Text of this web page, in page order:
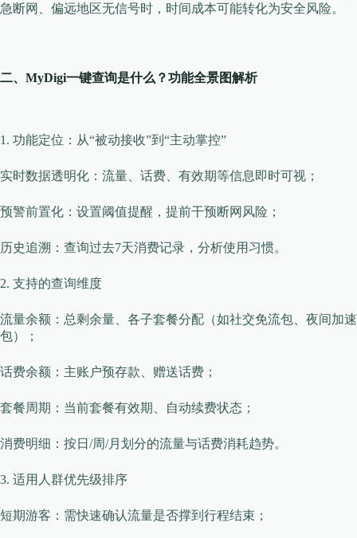
急断网、偏远地区无信号时，时间成本可能转化为安全风险。
​​二、MyDigi一键查询是什么？功能全景图解析​​
​​1. 功能定位：从“被动接收”到“主动掌控”​​
​​实时数据透明化​​：流量、话费、有效期等信息即时可视；
​​预警前置化​​：设置阈值提醒，提前干预断网风险；
​​历史追溯​​：查询过去7天消费记录，分析使用习惯。
​​2. 支持的查询维度​​
​​流量余额​​：总剩余量、各子套餐分配（如社交免流包、夜间加速
包）；
​​话费余额​​：主账户预存款、赠送话费；
​​套餐周期​​：当前套餐有效期、自动续费状态；
​​消费明细​​：按日/周/月划分的流量与话费消耗趋势。
​​3. 适用人群优先级排序​​
​​短期游客​​：需快速确认流量是否撑到行程结束；